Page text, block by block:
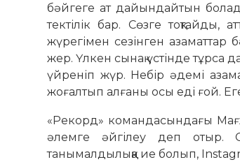
бәйгеге ат дайындайтын
тектілік бар. Сөзге
жүрегімен сезінген азаматтар
жер. Үлкен сынақ үстінде тұрса
үйреніп жүр. Небір әдемі
жоғалтып алғаны осы еді ғой.
«Рекорд» командасындағы
әлемге әйгілеу деп отыр.
танымалдылыққа ие болып,